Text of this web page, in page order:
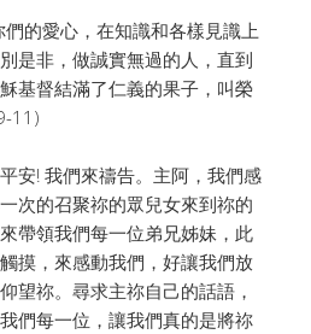
的愛心，在知識和各樣見識上
是非，做誠實無過的人，直到
基督結滿了仁義的果子，叫榮
11)
安! 我們來禱告。主阿，我們感
次的召聚祢的眾兒女來到祢的
帶領我們每一位弟兄姊妹，此
摸，來感動我們，好讓我們放
望祢。尋求主祢自己的話語，
們每一位，讓我們真的是將祢